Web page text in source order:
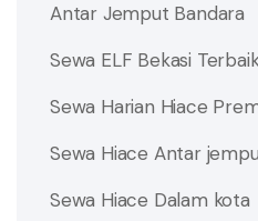
Antar Jemput Bandara
Sewa ELF Bekasi
Sewa Harian Hiace
Sewa Hiace Antar
Sewa Hiace Dalam kota